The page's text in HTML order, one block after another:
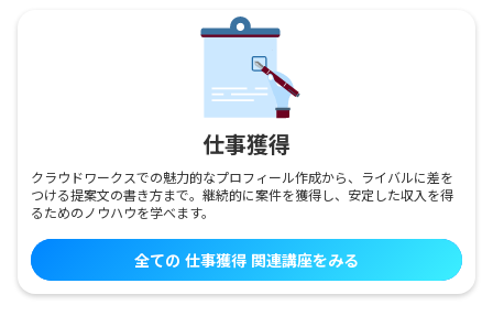
仕事獲得
クラウドワークスでの魅力的なプロフィール作成から、ライバルに差を
つける提案文の書き方まで。継続的に案件を獲得し、安定した収入を得
るためのノウハウを学べます。
全ての 仕事獲得 関連講座をみる